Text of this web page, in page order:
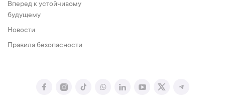
Вперед к устойчивому
будущему
Новости
Правила безопасности